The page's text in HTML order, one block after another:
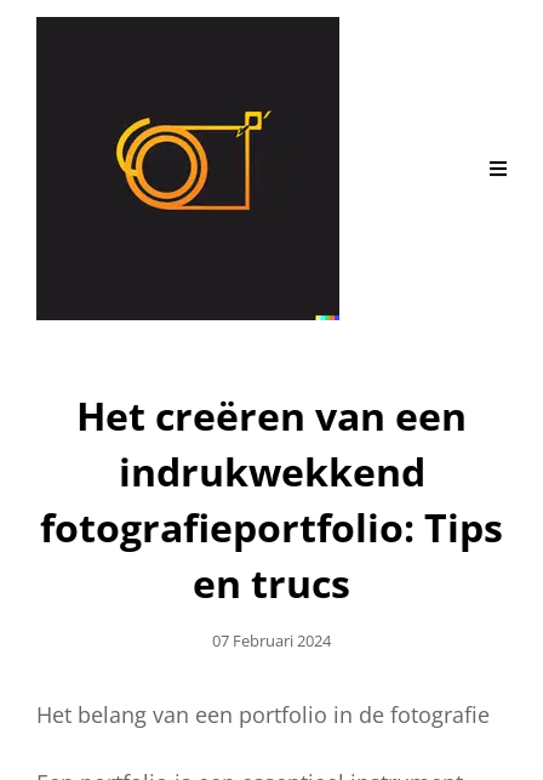
Het creëren van een
indrukwekkend
fotografieportfolio: Tips
en trucs
Geplaatst
07 Februari 2024
Het belang van een portfolio in de fotografie